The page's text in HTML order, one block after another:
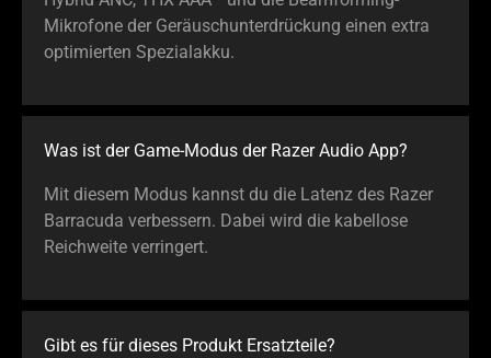
Mikrofone der Geräuschunterdrückung einen extra
optimierten Spezialakku.
Was ist der Game-Modus der Razer Audio App?
Mit diesem Modus kannst du die Latenz des Razer
Barracuda verbessern. Dabei wird die kabellose
Reichweite verringert.
Gibt es für dieses Produkt Ersatzteile?